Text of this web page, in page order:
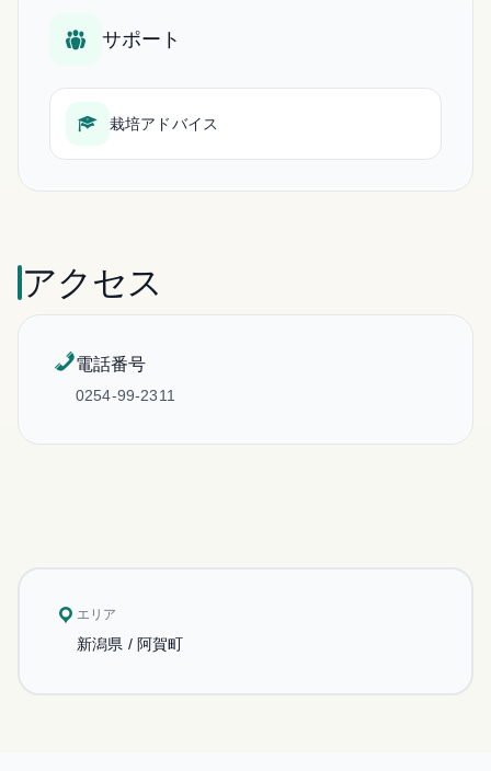
サポート
栽培アドバイス
アクセス
電話番号
0254-99-2311
エリア
新潟県 / 阿賀町